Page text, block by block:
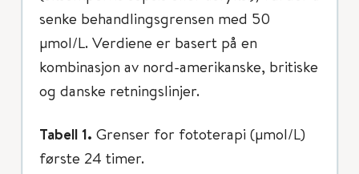
senke behandlingsgrensen med 50
μmol/L. Verdiene er basert på en
kombinasjon av nord-amerikanske, britiske
og danske retningslinjer.
Tabell 1. Grenser for fototerapi (μmol/L)
første 24 timer.